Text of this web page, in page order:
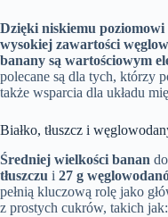
Dzięki niskiemu poziomowi
wysokiej zawartości
banany są wartościowym
polecane są dla tych, którzy
także wsparcia dla układu
Białko, tłuszcz i
Średniej wielkości banan
tłuszczu i 27 g
pełnią kluczową rolę jako
z prostych cukrów, takich jak: